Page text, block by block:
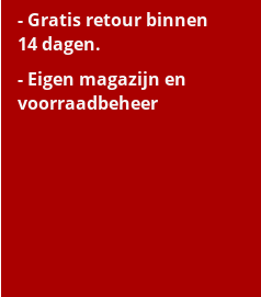
15000 producten.
- Gratis retour binnen
14 dagen.
- Eigen magazijn en